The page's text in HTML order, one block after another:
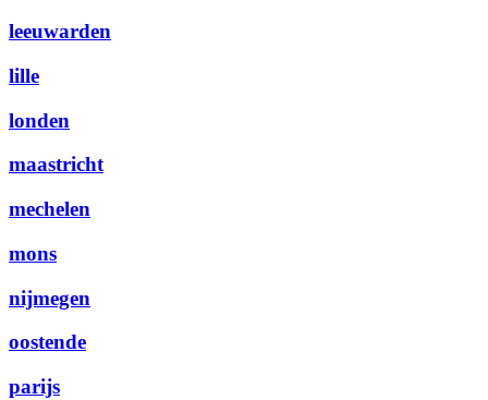
leeuwarden
lille
londen
maastricht
mechelen
mons
nijmegen
oostende
parijs